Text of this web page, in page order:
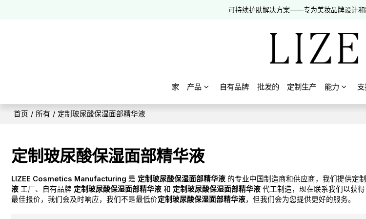
可持续护肤解决方案——专为美妆品牌设计和
家 产品 自有品牌 批发的 定制生产 能力
首页 / 所有 / 定制玻尿酸保湿面部精华液
定制玻尿酸保湿面部精华液
LIZEE Cosmetics Manufacturing 是 定制玻尿酸保湿面部精华液 的专业中国制造商和供应商，我们提供定
液 工厂、自有品牌 定制玻尿酸保湿面部精华液 和 定制玻尿酸保湿面部精华液 代工制造，现在联系我们以获得
最佳报价，我们会及时响应，我们不是最低价定制玻尿酸保湿面部精华液，但我们会为您提供更好的服务。